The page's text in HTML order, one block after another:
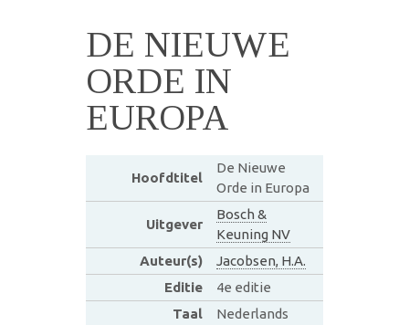
DE NIEUWE
ORDE IN
EUROPA
Hoofdtitel
De Nieuwe
Orde in Europa
Uitgever
Bosch &
Keuning NV
Auteur(s)
Jacobsen, H.A.
Editie
4e editie
Taal
Nederlands